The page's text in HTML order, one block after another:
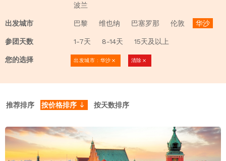
波兰
出发城市 巴黎 维也纳 巴塞罗那 伦敦 华沙
参团天数 1-7天 8-14天 15天及以上
您的选择 出发城市 : 华沙 clear 清除 clear
推荐排序 按价格排序 south 按天数排序